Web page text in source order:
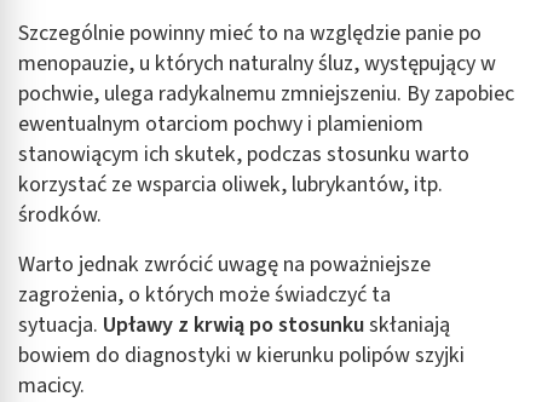
Szczególnie powinny mieć to na względzie panie po
menopauzie, u których naturalny śluz, występujący w
pochwie, ulega radykalnemu zmniejszeniu. By zapobiec
ewentualnym otarciom pochwy i plamieniom
stanowiącym ich skutek, podczas stosunku warto
korzystać ze wsparcia oliwek, lubrykantów, itp.
środków.
Warto jednak zwrócić uwagę na poważniejsze
zagrożenia, o których może świadczyć ta
sytuacja. Upławy z krwią po stosunkuskłaniają
bowiem do diagnostyki w kierunku polipów szyjki
macicy.